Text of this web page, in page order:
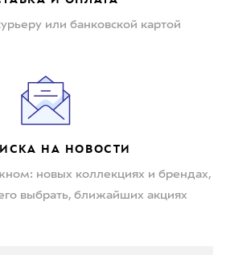
или банковской картой
НА НОВОСТИ
новых коллекциях и брендах,
выбрать, ближайших акциях